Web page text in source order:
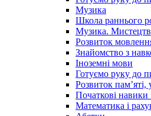
Музика
Школа раннього
Музика.
Розвиток
Знайомство з
Іноземні мови
Готуємо руку до
Розвиток пам’яті,
Початкові навики
Математика і